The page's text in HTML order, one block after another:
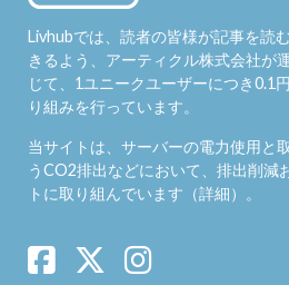
Livhubでは、読者の皆様が記事を読
きるよう、アーティクル株式会社が
じて、1ユニークユーザーにつき0.1
り組みを行っています。
当サイトは、サーバーの電力使用と
うCO2排出などにおいて、排出削減
トに取り組んでいます（詳細）。